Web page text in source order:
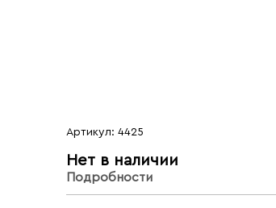
Артикул: 4425
Нет в наличии
Подробности